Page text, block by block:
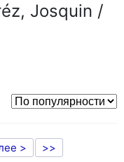
Josquin /
> >>